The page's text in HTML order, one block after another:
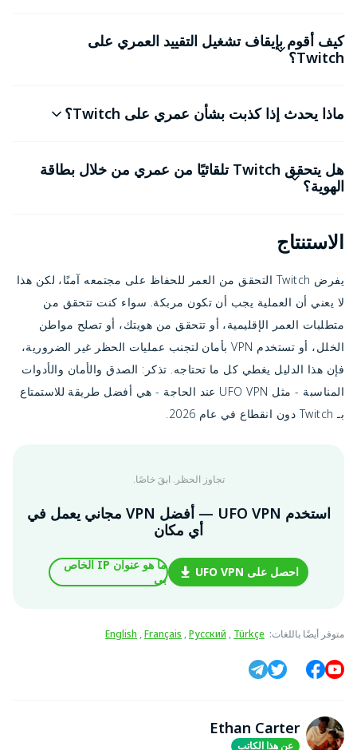
كيف أقوم بإيقاف تشغيل التقييد العمري على
Twitch؟
ماذا يحدث إذا كذبت بشأن عمري على Twitch؟
هل يتحقق Twitch تلقائيًا من عمري من خلال بطاقة
الهوية؟
الاستنتاج
يفرض Twitch التحقق من العمر للحفاظ على مجتمعه آمنًا، لكن هذا
لا يعني أن العملية يجب أن تكون مربكة. سواء كنت تتحقق من
متطلبات العمر الإقليمية، أو تتحقق من هويتك، أو تصلح مواطن
الخلل، أو تستخدم VPN بأمان لتجنب عمليات الحظر غير الضرورية،
فإن هذا الدليل يغطي كل ما تحتاجه. تذكر: الصدق والأمان والأدوات
المناسبة - مثل UFO VPN عند الحاجة - هي أفضل طريقة للاستمتاع
بـ Twitch دون انقطاع في عام 2026.
تجاوز الحظر. ابقَ خاصًا.
استخدم UFO VPN — أفضل VPN مجاني يعمل في
أي مكان
احصل على UFO VPN
ما هو عنوان IP الخاص
بي
متوفر أيضًا باللغات:
English ,Français ,Русский , Türkçe
Ethan Carter
عن هذا الكاتب